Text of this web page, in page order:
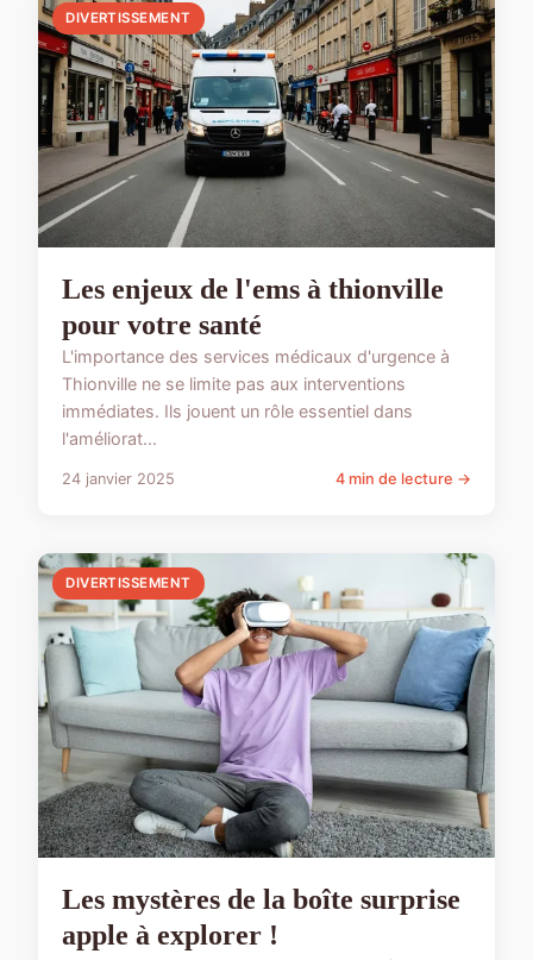
DIVERTISSEMENT
Les enjeux de l'ems à thionville
pour votre santé
L'importance des services médicaux d'urgence à
Thionville ne se limite pas aux interventions
immédiates. Ils jouent un rôle essentiel dans
l'améliorat...
24 janvier 2025 4 min de lecture →
DIVERTISSEMENT
Les mystères de la boîte surprise
apple à explorer !